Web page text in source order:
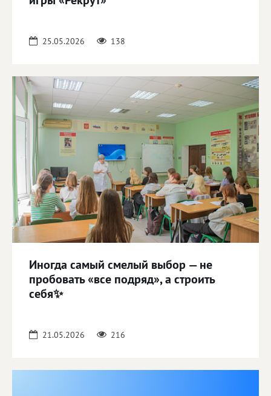
25.05.2026 138
Иногда самый смелый выбор — не
пробовать «все подряд», а строить
себя✨
21.05.2026 216